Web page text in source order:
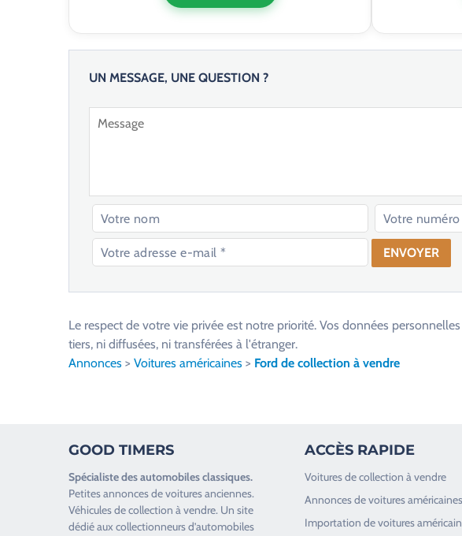
UN MESSAGE, UNE QUESTION ?
l
a
s
e
Le respect de votre vie privée est notre priorité. Vos données
tiers, ni diffusées, ni transférées à l'étranger.
Annonces > Voitures américaines > Ford de collection à vendre
GOOD TIMERS
Spécialiste desautomobiles classiques.
Petites annonces devoitures anciennes.
Véhicules de collection à vendre. Un site
dédié aux collectionneurs d’automobiles
ACCÈS RAPIDE
Voitures de collection à vendre
Annonces de voitures américaines
Importation de voitures